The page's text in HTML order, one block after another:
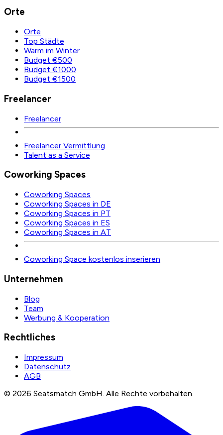
Orte
Orte
Top Städte
Warm im Winter
Budget €500
Budget €1000
Budget €1500
Freelancer
Freelancer
Freelancer Vermittlung
Talent as a Service
Coworking Spaces
Coworking Spaces
Coworking Spaces in DE
Coworking Spaces in PT
Coworking Spaces in ES
Coworking Spaces in AT
Coworking Space kostenlos inserieren
Unternehmen
Blog
Team
Werbung & Kooperation
Rechtliches
Impressum
Datenschutz
AGB
© 2026 Seatsmatch GmbH. Alle Rechte vorbehalten.